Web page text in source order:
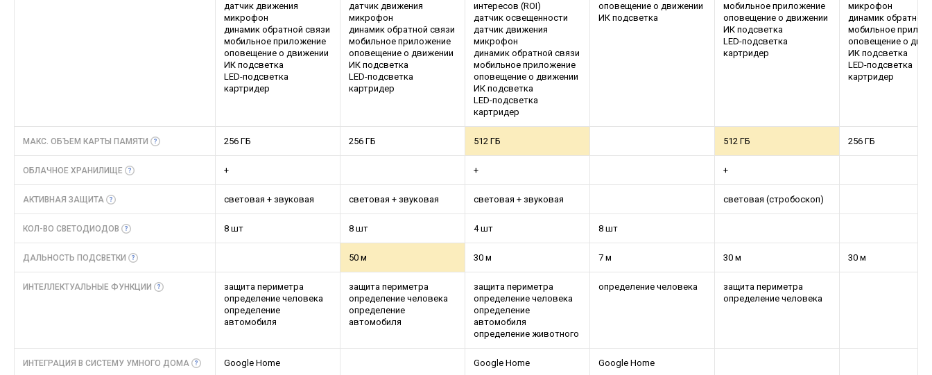
датчик движения
микрофон
динамик обратной связи
мобильное приложение
оповещение о движении
ИК подсветка
LED-подсветка
картридер
датчик движения
микрофон
динамик обратной связи
мобильное приложение
оповещение о движении
ИК подсветка
LED-подсветка
картридер
интересов (ROI)
датчик освещенности
датчик движения
микрофон
динамик обратной связи
мобильное приложение
оповещение о движении
ИК подсветка
LED-подсветка
картридер
оповещение о движении
ИК подсветка
мобильное приложение
оповещение о движении
ИК подсветка
LED-подсветка
картридер
микрофон
динамик обратной
мобильное
оповещение о
ИК подсветка
LED-подсветка
картридер
МАКС. ОБЪЕМ КАРТЫ ПАМЯТИ 256 ГБ 256 ГБ 512 ГБ 512 ГБ 256 ГБ
ОБЛАЧНОЕ ХРАНИЛИЩЕ + + +
АКТИВНАЯ ЗАЩИТА световая + звуковая световая + звуковая световая + звуковая световая (стробоскоп)
КОЛ-ВО СВЕТОДИОДОВ 8 шт 8 шт 4 шт 8 шт
ДАЛЬНОСТЬ ПОДСВЕТКИ 50 м 30 м 7 м 30 м 30 м
ИНТЕЛЛЕКТУАЛЬНЫЕ ФУНКЦИИ
защита периметра
определение человека
определение
автомобиля
защита периметра
определение человека
определение
автомобиля
защита периметра
определение человека
определение
автомобиля
определение животного
определение человека
защита периметра
определение человека
ИНТЕГРАЦИЯ В СИСТЕМУ УМНОГО ДОМА Google Home Google Home Google Home